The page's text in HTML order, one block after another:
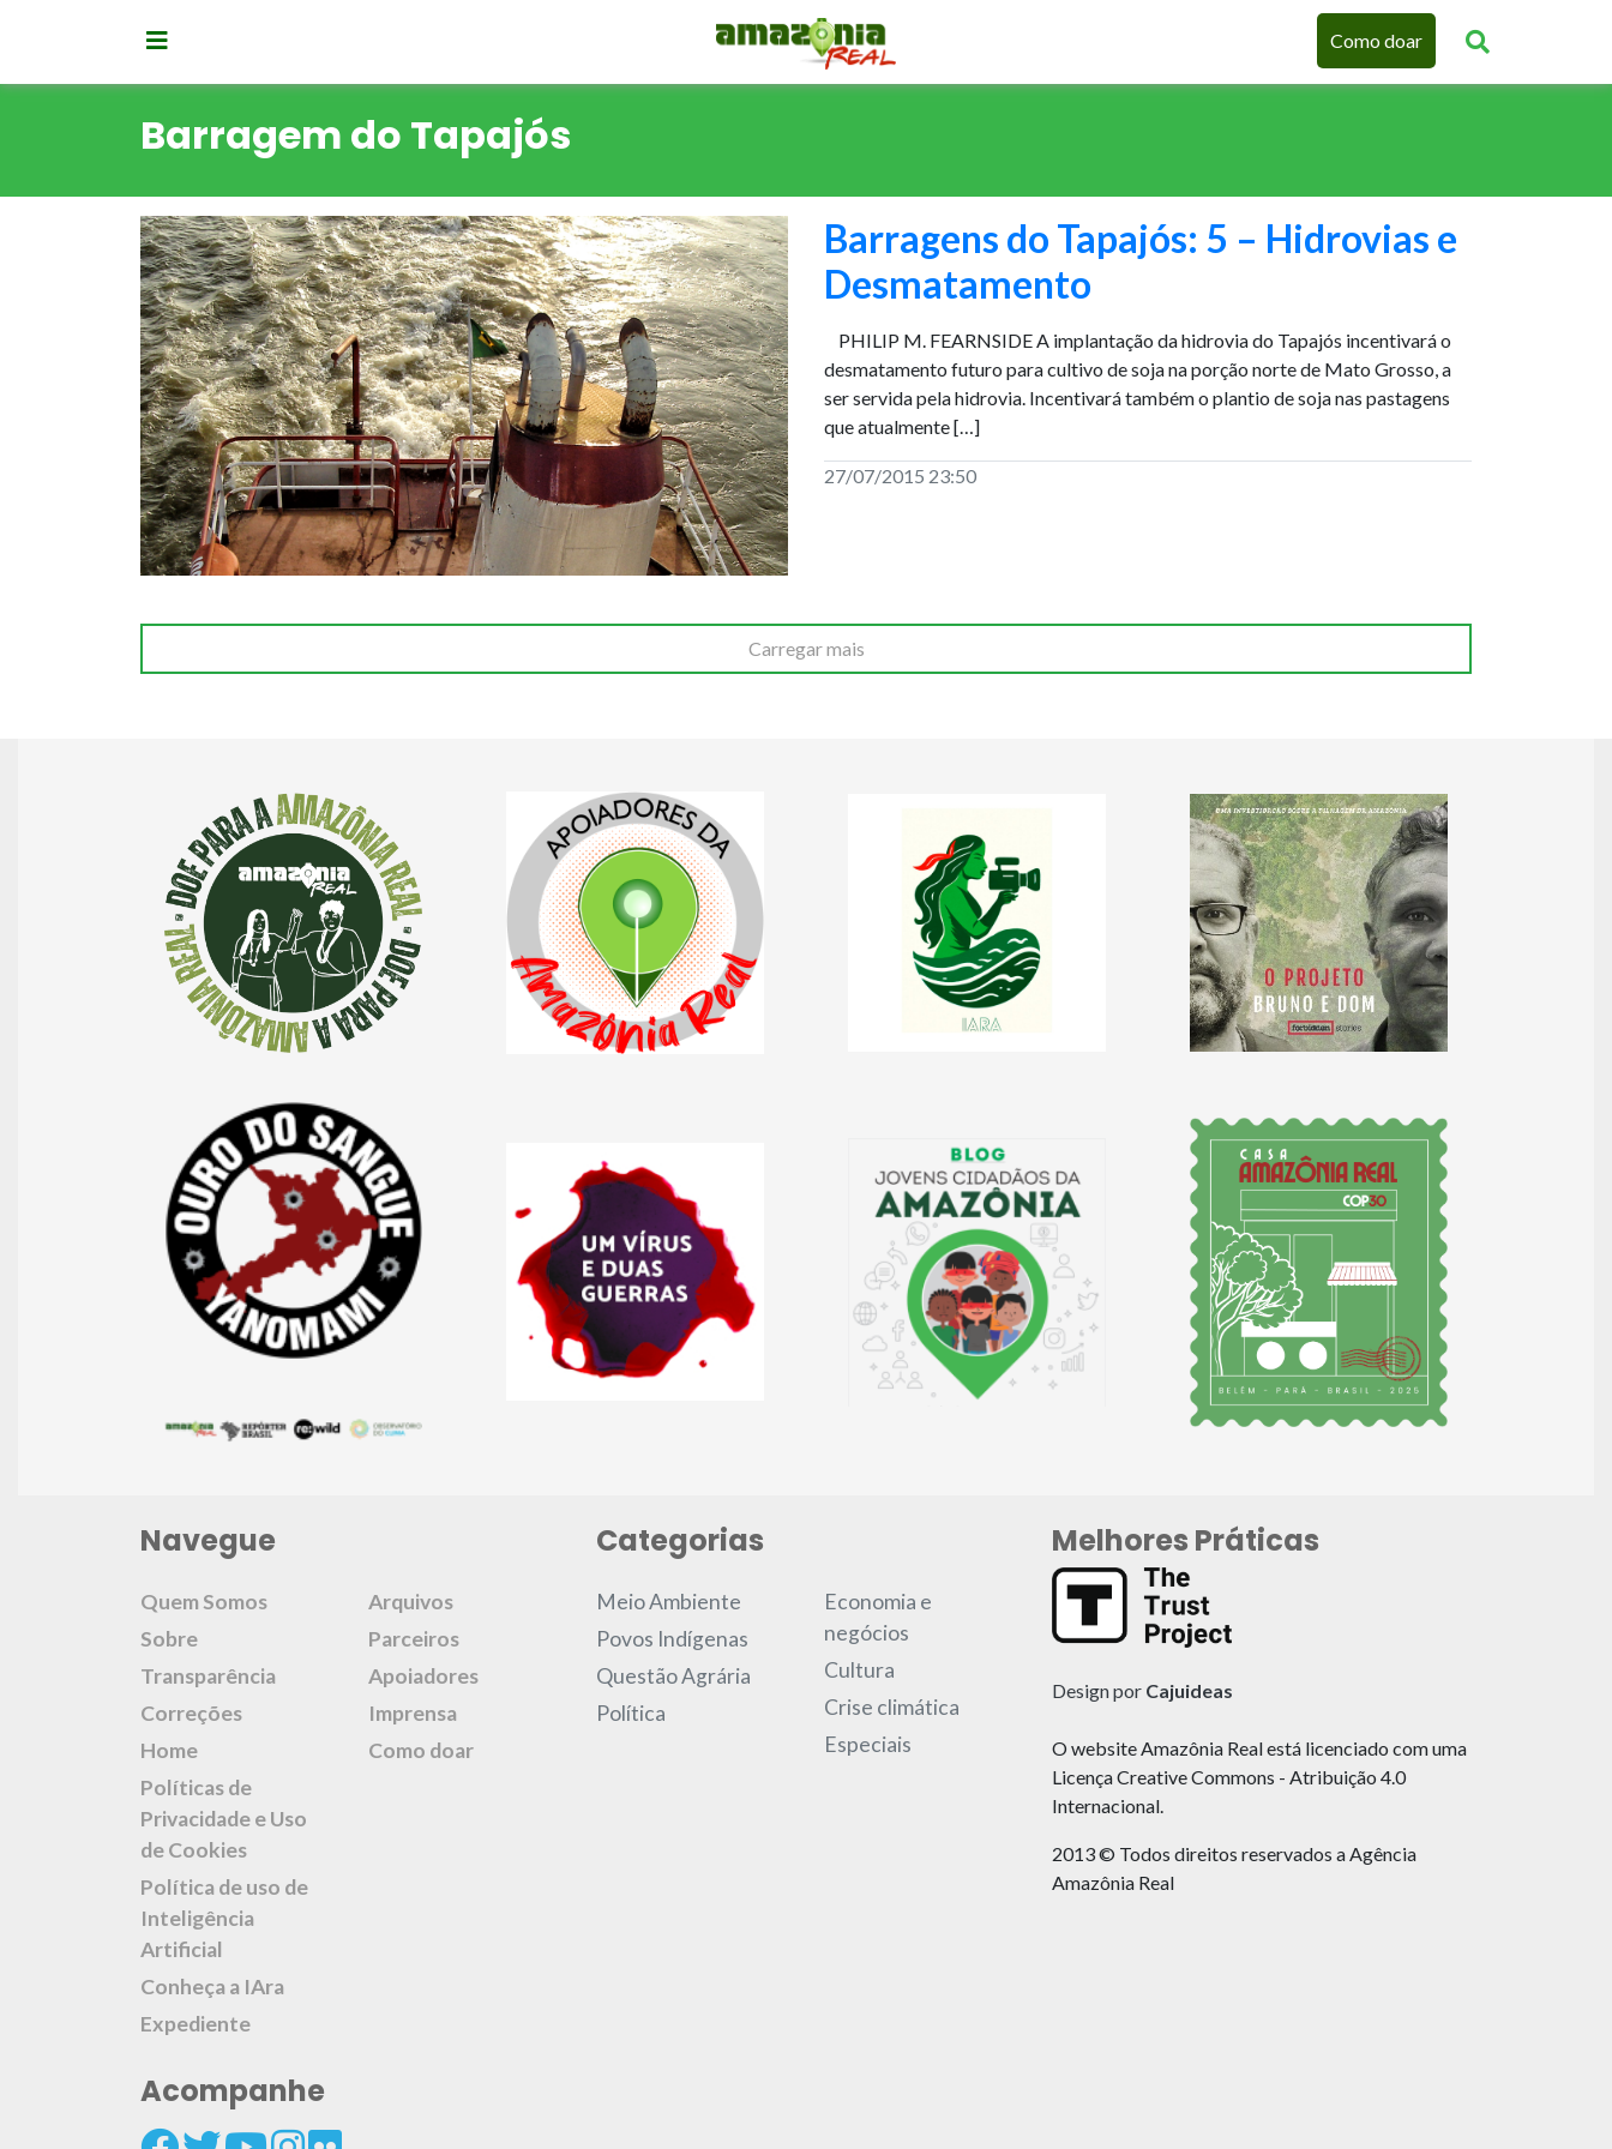
Como doar
Barragem do Tapajós
Barragens do Tapajós: 5 – Hidrovias e
Desmatamento
PHILIP M. FEARNSIDE A implantação da hidrovia do Tapajós incentivará o
desmatamento futuro para cultivo de soja na porção norte de Mato Grosso, a
ser servida pela hidrovia. Incentivará também o plantio de soja nas pastagens
que atualmente […]
27/07/2015 23:50
Carregar mais
Navegue
Quem Somos
Sobre
Transparência
Correções
Home
Políticas de
Privacidade e Uso
de Cookies
Política de uso de
Inteligência
Artificial
Conheça a IAra
Expediente
Arquivos
Parceiros
Apoiadores
Imprensa
Como doar
Acompanhe
Categorias
Meio Ambiente
Povos Indígenas
Questão Agrária
Política
Economia e
negócios
Cultura
Crise climática
Especiais
Melhores Práticas
Design por Cajuideas
O website Amazônia Real está licenciado com uma
Licença Creative Commons - Atribuição 4.0
Internacional.
2013 © Todos direitos reservados a Agência
Amazônia Real